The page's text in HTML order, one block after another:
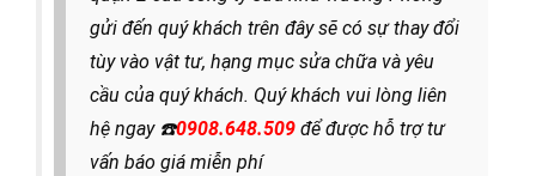
gửi đến quý khách trên đây sẽ có sự thay đổi
tùy vào vật tư, hạng mục sửa chữa và yêu
cầu của quý khách. Quý khách vui lòng liên
hệ ngay ☎️0908.648.509 để được hỗ trợ tư
vấn báo giá miễn phí